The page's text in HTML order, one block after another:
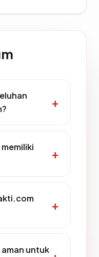
untuk